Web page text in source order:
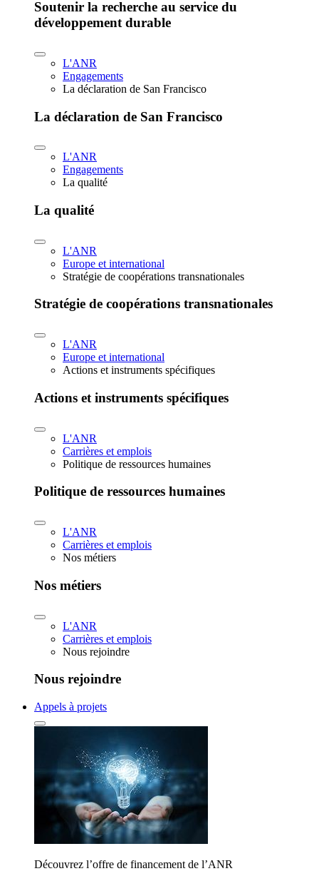
Soutenir la recherche au service du
développement durable
L'ANR
Engagements
La déclaration de San Francisco
La déclaration de San Francisco
L'ANR
Engagements
La qualité
La qualité
L'ANR
Europe et international
Stratégie de coopérations transnationales
Stratégie de coopérations transnationales
L'ANR
Europe et international
Actions et instruments spécifiques
Actions et instruments spécifiques
L'ANR
Carrières et emplois
Politique de ressources humaines
Politique de ressources humaines
L'ANR
Carrières et emplois
Nos métiers
Nos métiers
L'ANR
Carrières et emplois
Nous rejoindre
Nous rejoindre
Appels à projets
Découvrez l’offre de financement de l’ANR